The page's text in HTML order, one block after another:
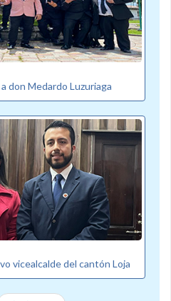
don Medardo Luzuriaga
vicealcalde del cantón Loja